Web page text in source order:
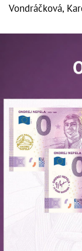
Vondráčková,